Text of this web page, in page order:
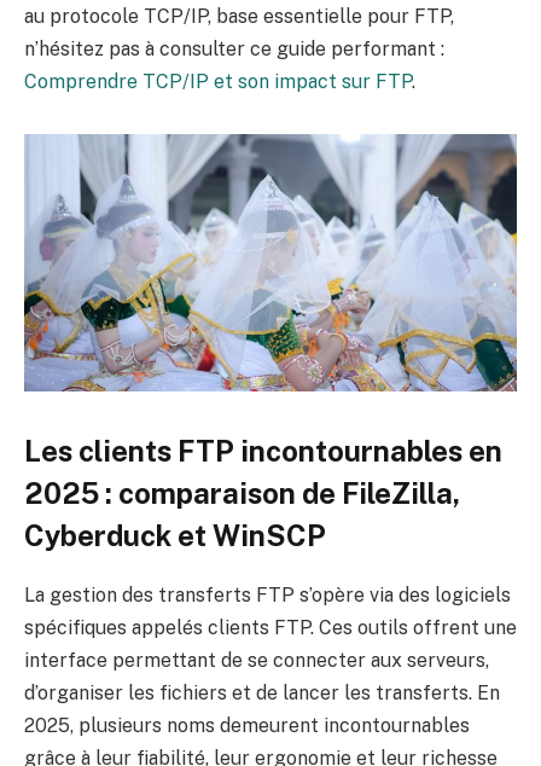
au protocole TCP/IP, base essentielle pour FTP,
n’hésitez pas à consulter ce guide performant :
Comprendre TCP/IP et son impact sur FTP.
Les clients FTP incontournables en
2025 : comparaison de FileZilla,
Cyberduck et WinSCP
La gestion des transferts FTP s’opère via des logiciels
spécifiques appelés clients FTP. Ces outils offrent une
interface permettant de se connecter aux serveurs,
d’organiser les fichiers et de lancer les transferts. En
2025, plusieurs noms demeurent incontournables
grâce à leur fiabilité, leur ergonomie et leur richesse